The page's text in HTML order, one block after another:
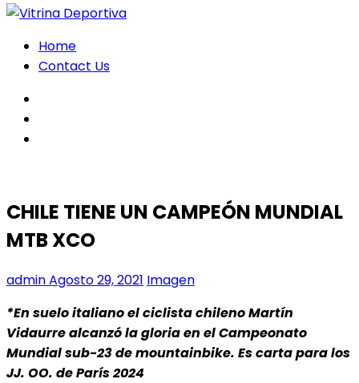
Home
Contact Us
CHILE TIENE UN CAMPEÓN MUNDIAL
MTB XCO
adminAgosto 29, 2021 Imagen
*En suelo italiano el ciclista chileno Martín
Vidaurre alcanzó la gloria en el Campeonato
Mundial sub-23 de mountainbike. Es carta para los
JJ. OO. de París 2024